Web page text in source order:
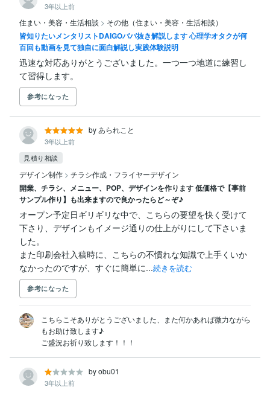
3年以上前
住まい・美容・生活相談 > その他（住まい・美容・生活相談）
皆知りたいメンタリストDAIGOババ抜き解説します 心理学オタクが何
百回も動画を見て独自に面白解説し実践体験説明
迅速な対応ありがとうございました。一つ一つ地道に練習し
て習得します。
参考になった
by あられこと
3年以上前
見積り相談
デザイン制作 > チラシ作成・フライヤーデザイン
開業、チラシ、メニュー、POP、デザインを作ります 低価格で【事前
サンプル作り】も出来ますので良かったらど～ぞ♪
オープン予定日ギリギリな中で、こちらの要望を快く受けて
下さり、デザインもイメージ通りの仕上がりにして下さいま
した。
また印刷会社入稿時に、こちらの不慣れな知識で上手くいか
なかったのですが、すぐに簡単に...続きを読む
参考になった
こちらこそありがとうございました、また何かあれば微力ながら
もお助け致します♪
ご盛況お祈り致します！！！
by obu01
3年以上前